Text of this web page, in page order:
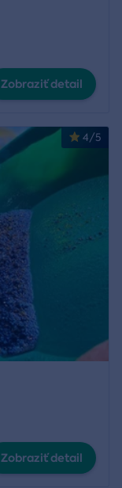
Zobraziť detail
4/5
Zobraziť detail